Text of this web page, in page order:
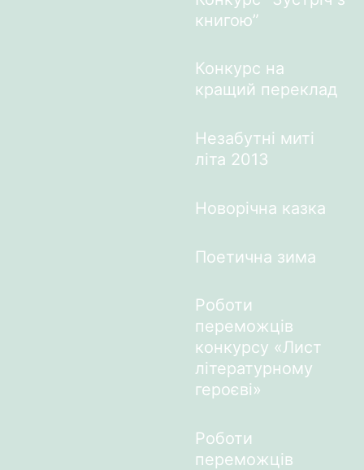
книгою”
Конкурс на
кращий переклад
Незабутні миті
літа 2013
Новорічна казка
Поетична зима
Роботи
переможців
конкурсу «Лист
літературному
героєві»
Роботи
переможців